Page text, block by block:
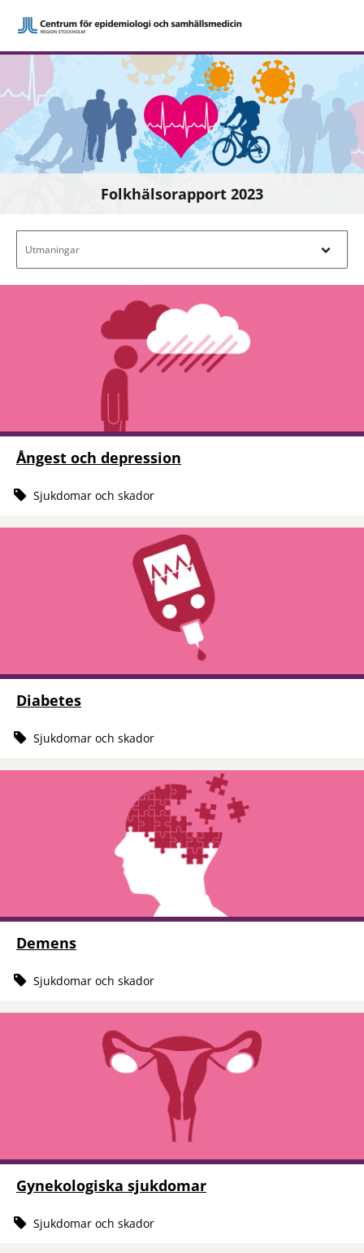
Folkhälsorapport 2023
Utmaningar
Ångest och depression
Sjukdomar och skador
Diabetes
Sjukdomar och skador
Demens
Sjukdomar och skador
Gynekologiska sjukdomar
Sjukdomar och skador